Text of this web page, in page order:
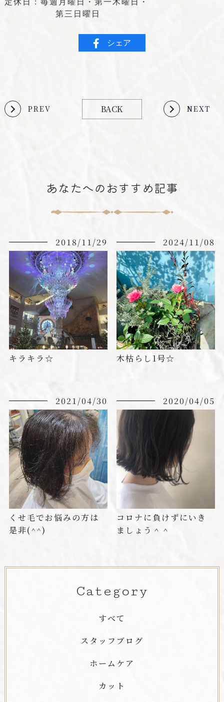
定休日 : 毎週月曜日・第一木曜日・
第三日曜日
シェア
PREV BACK NEXT
あなたへのおすすめ記事
2018/11/29
キラキラ☆
2024/11/08
木枯らし1号☆
2021/04/30
くせ毛でお悩みの方は
是非(^^)
2020/04/05
コロナに負けずにいき
ましょう＾＾
Category
すべて
スタッフブログ
ホームケア
カット